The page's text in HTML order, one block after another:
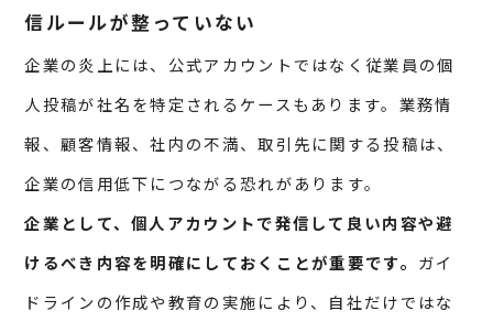
信ルールが整っていない
企業の炎上には、公式アカウントではなく従業員の個
人投稿が社名を特定されるケースもあります。業務情
報、顧客情報、社内の不満、取引先に関する投稿は、
企業の信用低下につながる恐れがあります。
企業として、個人アカウントで発信して良い内容や避
けるべき内容を明確にしておくことが重要です。 ガイ
ドラインの作成や教育の実施により、自社だけではな